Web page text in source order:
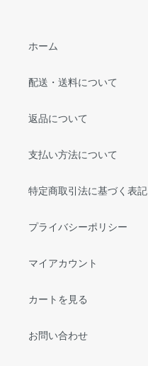
ホーム
配送・送料について
返品について
支払い方法について
特定商取引法に基づく表記
プライバシーポリシー
マイアカウント
カートを見る
お問い合わせ